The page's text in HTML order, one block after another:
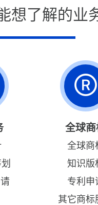
想了解的业
全球商
全球商
知识版
专利申
其它商标